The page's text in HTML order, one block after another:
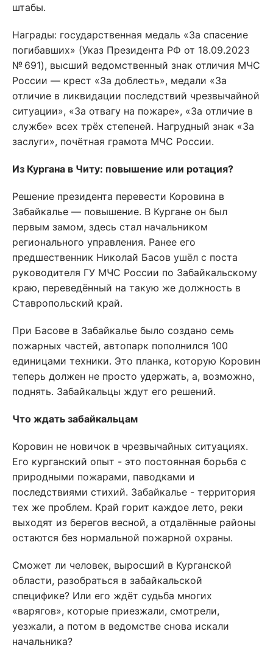
штабы.
Награды: государственная медаль «За спасение
погибавших» (Указ Президента РФ от 18.09.2023
№ 691), высший ведомственный знак отличия МЧС
России — крест «За доблесть», медали «За
отличие в ликвидации последствий чрезвычайной
ситуации», «За отвагу на пожаре», «За отличие в
службе» всех трёх степеней. Нагрудный знак «За
заслуги», почётная грамота МЧС России.
Из Кургана в Читу: повышение или ротация?
Решение президента перевести Коровина в
Забайкалье — повышение. В Кургане он был
первым замом, здесь стал начальником
регионального управления. Ранее его
предшественник Николай Басов ушёл с поста
руководителя ГУ МЧС России по Забайкальскому
краю, переведённый на такую же должность в
Ставропольский край.
При Басове в Забайкалье было создано семь
пожарных частей, автопарк пополнился 100
единицами техники. Это планка, которую Коровин
теперь должен не просто удержать, а, возможно,
поднять. Забайкальцы ждут его решений.
Что ждать забайкальцам
Коровин не новичок в чрезвычайных ситуациях.
Его курганский опыт - это постоянная борьба с
природными пожарами, паводками и
последствиями стихий. Забайкалье - территория
тех же проблем. Край горит каждое лето, реки
выходят из берегов весной, а отдалённые районы
остаются без нормальной пожарной охраны.
Сможет ли человек, выросший в Курганской
области, разобраться в забайкальской
специфике? Или его ждёт судьба многих
«варягов», которые приезжали, смотрели,
уезжали, а потом в ведомстве снова искали
начальника?